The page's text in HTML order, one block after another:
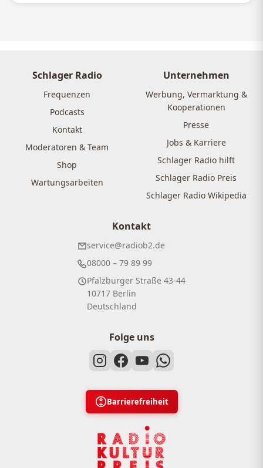
Schlager Radio
Frequenzen
Podcasts
Kontakt
Moderatoren & Team
Shop
Wartungsarbeiten
Unternehmen
Werbung, Vermarktung &
Kooperationen
Presse
Jobs & Karriere
Schlager Radio hilft
Schlager Radio Preis
Schlager Radio Wikipedia
Kontakt
service@radiob2.de
08000 – 79 89 99
Pfalzburger Straße 43-44
10717 Berlin
Deutschland
Folge uns
Barrierefreiheit